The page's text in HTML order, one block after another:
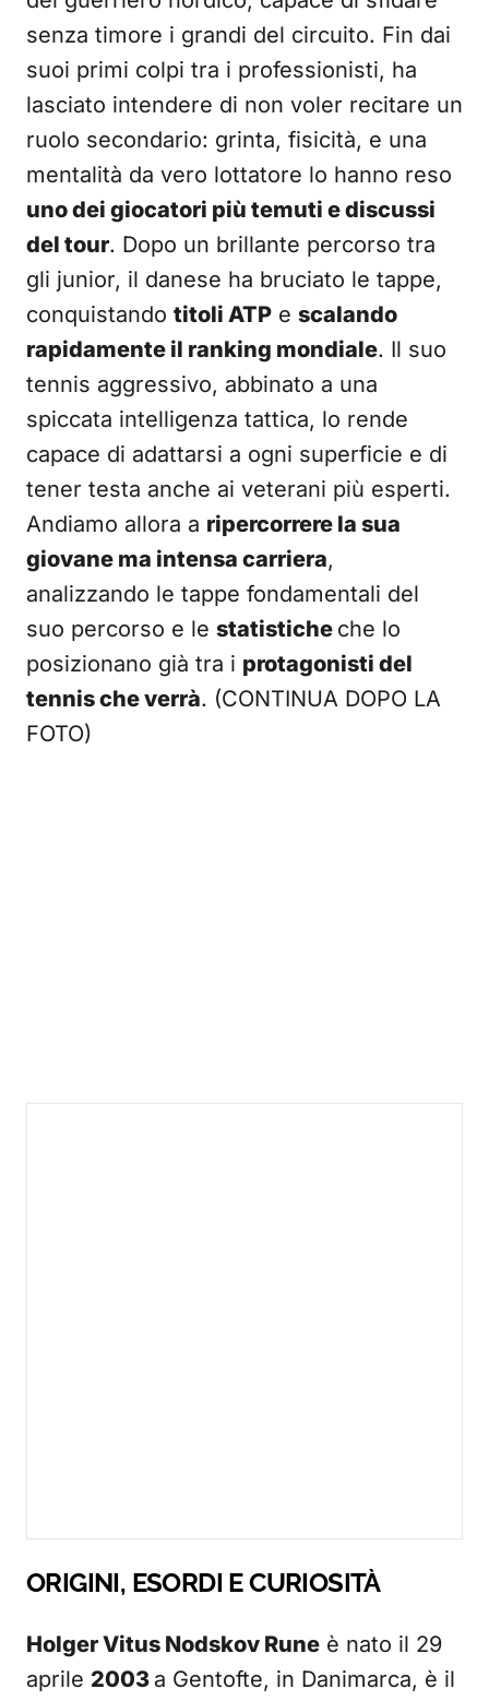
senza timore i grandi del circuito. Fin dai
suoi primi colpi tra i professionisti, ha
lasciato intendere di non voler recitare un
ruolo secondario: grinta, fisicità, e una
mentalità da vero lottatore lo hanno reso
uno dei giocatori più temuti e discussi
del tour. Dopo un brillante percorso tra
gli junior, il danese ha bruciato le tappe,
conquistando titoli ATP e scalando
rapidamente il ranking mondiale. Il suo
tennis aggressivo, abbinato a una
spiccata intelligenza tattica, lo rende
capace di adattarsi a ogni superficie e di
tener testa anche ai veterani più esperti.
Andiamo allora a ripercorrere la sua
giovane ma intensa carriera,
analizzando le tappe fondamentali del
suo percorso e le statistiche che lo
posizionano già tra i protagonisti del
tennis che verrà. (CONTINUA DOPO LA
FOTO)
ORIGINI, ESORDI E CURIOSITÀ
Holger Vitus Nodskov Rune è nato il 29
aprile 2003 a Gentofte, in Danimarca, è il